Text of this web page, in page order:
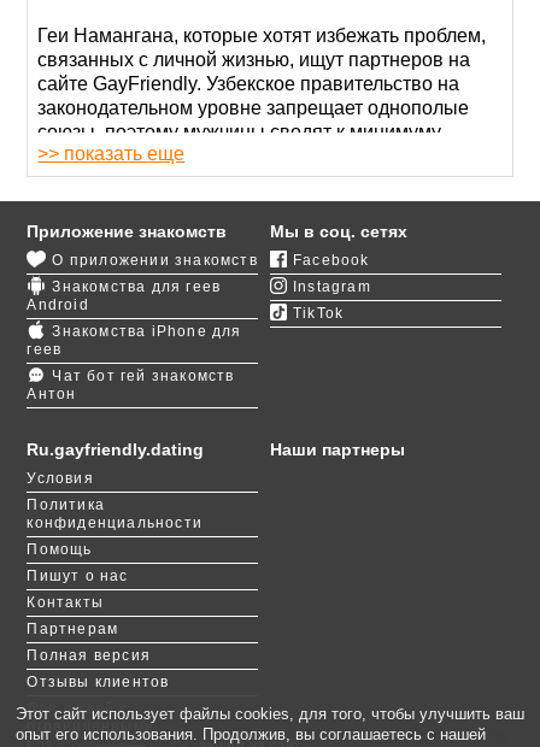
Геи Намангана, которые хотят избежать проблем,
связанных с личной жизнью, ищут партнеров на
сайте GayFriendly. Узбекское правительство на
законодательном уровне запрещает однополые
союзы, поэтому мужчины сводят к минимуму
общение на людях.
Заводите гей знакомства в Намангане через наш
сайт, и все будет в порядке. У нас общаются парни
нетрадиционной ориентации разных
национальностей и вероисповедания. Вы даже
можете найти с кем-то общий язык и вместе уехать
из республики. Хотя покидать такую красивую
страну и город будет жаль, ведь в окрестностях
Намангана есть площадки с шикарным видом на
Ферганскую долину.
Если вам понадобится поддержка в другом городе,
всему миру. Наши ребята очень дружественные и
искренние: это видно даже по фотографиям с
добродушными мужскими лицами. Не бойтесь
писать понравившимся пользователям и ставить
им лайки.
>> показать еще
Ru.gayfriendly.dating
Условия
Политика
конфиденциальности
Помощь
Пишут о нас
Контакты
Партнерам
Полная версия
Отзывы клиентов
Для людей с
ограниченными
Приложение знакомств
О приложении знакомств
Знакомства для геев
Android
Знакомства iPhone для
геев
Чат бот гей знакомств
Антон
Мы в соц. сетях
Facebook
Instagram
TikTok
Наши партнеры
Этот сайт использует файлы cookies, для того, чтобы улучшить ваш
опыт его использования. Продолжив, вы соглашаетесь с нашей